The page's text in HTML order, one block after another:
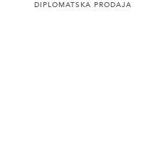
DIPLOMATSKA PRODAJA